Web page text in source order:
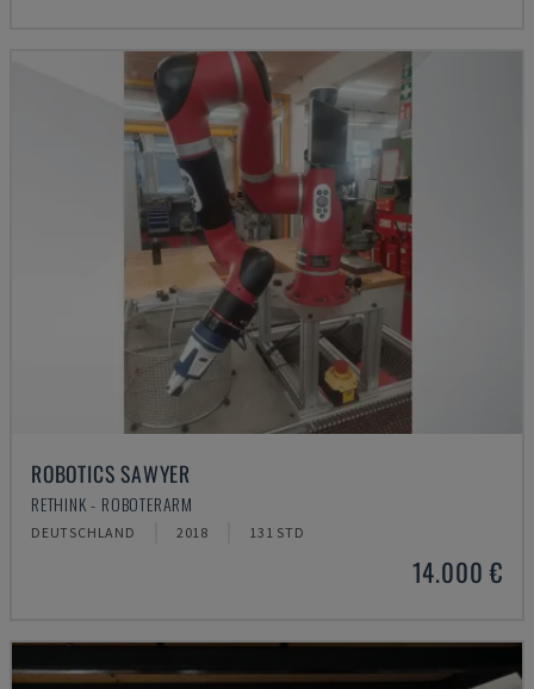
ROBOTICS SAWYER
RETHINK - ROBOTERARM
DEUTSCHLAND 2018 131 STD
14.000 €